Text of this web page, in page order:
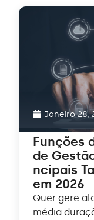
Janeiro 28,
Funções
de
ncipais
em 2026
Quer gere
média